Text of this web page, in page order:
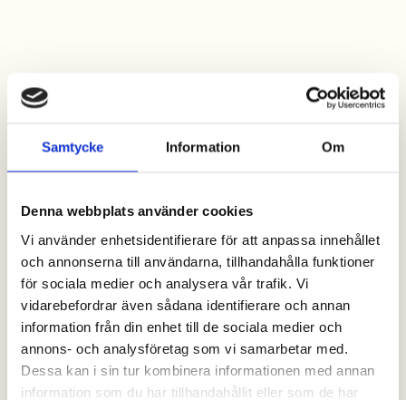
Samtycke Information Om
Denna webbplats använder cookies
Vi använder enhetsidentifierare för att anpassa innehållet
och annonserna till användarna, tillhandahålla funktioner
för sociala medier och analysera vår trafik. Vi
vidarebefordrar även sådana identifierare och annan
information från din enhet till de sociala medier och
annons- och analysföretag som vi samarbetar med.
Dessa kan i sin tur kombinera informationen med annan
information som du har tillhandahållit eller som de har
kontakta oss